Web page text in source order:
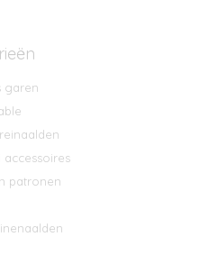
garen
accessoires
patronen